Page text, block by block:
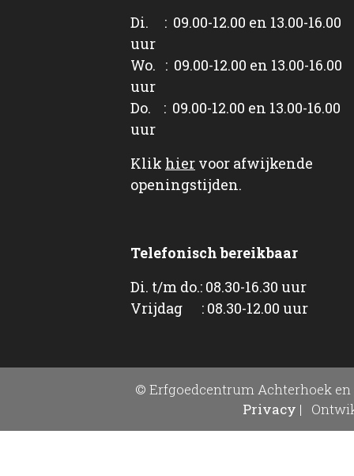
Di. : 09.00-12.00 en 13.00-16.00
uur
Wo. : 09.00-12.00 en 13.00-16.00
uur
Do. : 09.00-12.00 en 13.00-16.00
uur
Klik hier voor afwijkende
openingstijden.
Telefonisch bereikbaar
Di. t/m do.: 08.30-16.30 uur
Vrijdag : 08.30-12.00 uur
© Erfgoedcentrum Achterhoek en
Privacy |